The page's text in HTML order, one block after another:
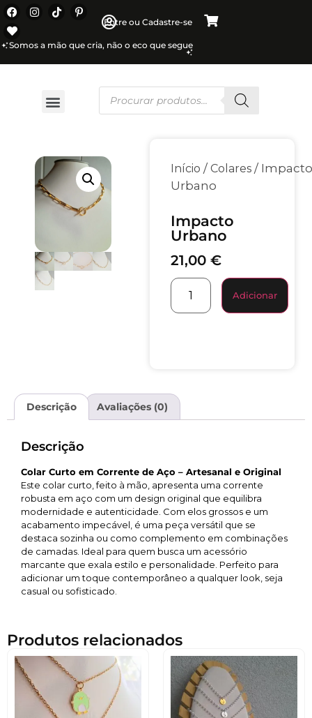
Entre ou Cadastre-se
Somos a mão que cria, não o eco que segue
Início /Colares /
Urbano
Impacto
Urbano
21,00€
Adicionar
Descrição Avaliações (0)
Descrição
Colar Curto em Corrente de Aço – Artesanal e Original
Este colar curto, feito à mão, apresenta uma corrente
robusta em aço com um design original que equilibra
modernidade e autenticidade. Com elos grossos e um
acabamento impecável, é uma peça versátil que se
destaca sozinha ou como complemento em combinações
de camadas. Ideal para quem busca um acessório
marcante que exala estilo e personalidade. Perfeito para
adicionar um toque contemporâneo a qualquer look, seja
casual ou sofisticado.
Produtos relacionados